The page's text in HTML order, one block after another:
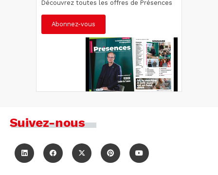
Découvrez toutes les offres de Présences
Abonnez-vous
Suivez-nous